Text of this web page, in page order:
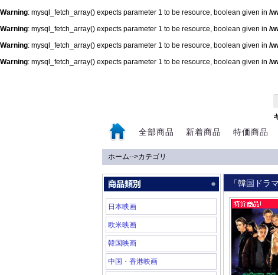
Warning: mysql_fetch_array() expects parameter 1 to be resource, boolean given in /
Warning: mysql_fetch_array() expects parameter 1 to be resource, boolean given in /
Warning: mysql_fetch_array() expects parameter 1 to be resource, boolean given in /
Warning: mysql_fetch_array() expects parameter 1 to be resource, boolean given in /
全部商品 新着商品 特価商品
ホーム-->カテゴリ
日本映画
欧米映画
韓国映画
中国・香港映画
「韓国ドラ